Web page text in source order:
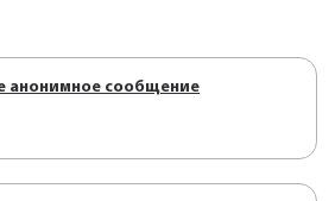
анонимное сообщение